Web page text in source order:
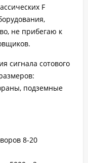
F
не прибегаю к
сигнала сотового
подземные
8-20